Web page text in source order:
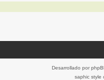
Desarrollado por
saphic style